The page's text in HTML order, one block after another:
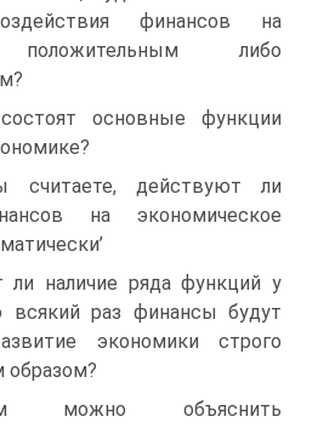
финансов на
положительным либо
основные функции
действуют ли
на экономическое
ли наличие ряда функций у
всякий раз финансы будут
экономики строго
образом?
можно объяснить